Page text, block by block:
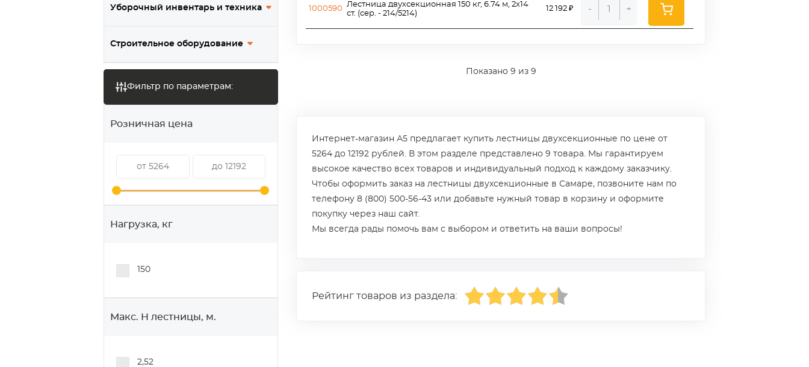
Уборочный инвентарь и техника
Строительное оборудование
Фильтр по параметрам:
Розничная цена
Нагрузка, кг
150
Макс. H лестницы, м.
2,52
1000590
Лестница двухсекционная 150 кг, 6.74 м, 2х14
ст. (сер. - 214/5214)
12 192 ₽ - +
Показано 9 из 9
Интернет-магазин А5 предлагает купить лестницы двухсекционные по цене от
5264 до 12192 рублей. В этом разделе представлено 9 товара. Мы гарантируем
высокое качество всех товаров и индивидуальный подход к каждому заказчику.
Чтобы оформить заказ на лестницы двухсекционные в Самаре, позвоните нам по
телефону 8 (800) 500-56-43 или добавьте нужный товар в корзину и оформите
покупку через наш сайт.
Мы всегда рады помочь вам с выбором и ответить на ваши вопросы!
Рейтинг товаров из раздела: